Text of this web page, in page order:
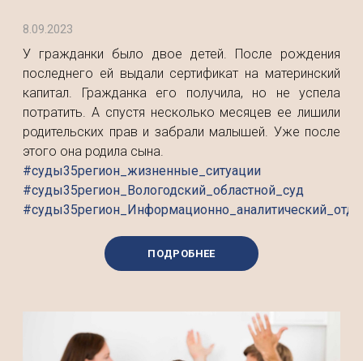
8.09.2023
У гражданки было двое детей. После рождения
последнего ей выдали сертификат на материнский
капитал. Гражданка его получила, но не успела
потратить. А спустя несколько месяцев ее лишили
родительских прав и забрали малышей. Уже после
этого она родила сына.
#суды35регион_жизненные_ситуации
#суды35регион_Вологодский_областной_суд
ПОДРОБНЕЕ